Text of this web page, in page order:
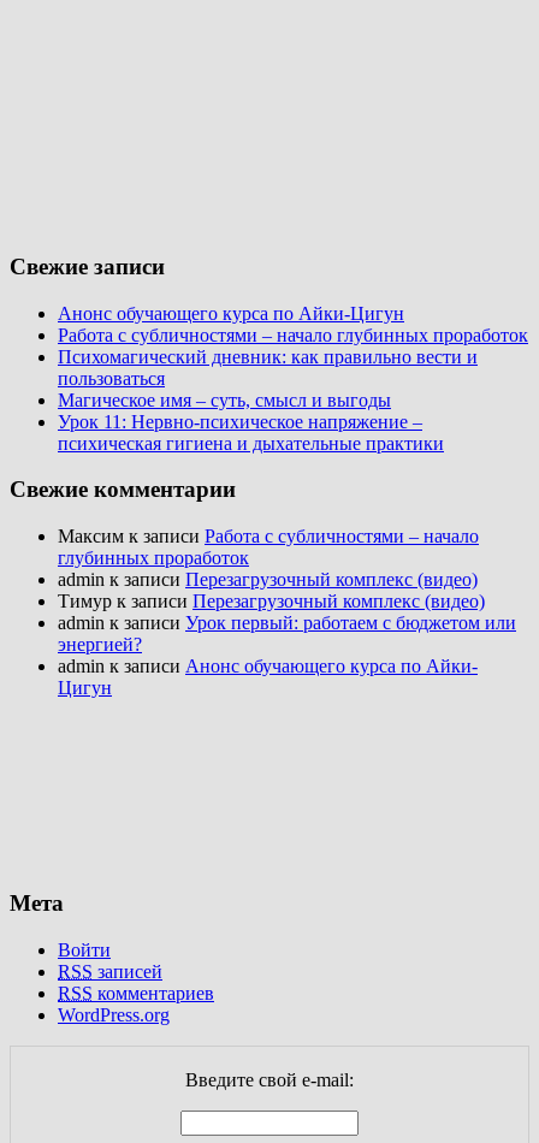
Свежие записи
Анонс обучающего курса по Айки-Цигун
Работа с субличностями – начало глубинных проработок
Психомагический дневник: как правильно вести и
пользоваться
Магическое имя – суть, смысл и выгоды
Урок 11: Нервно-психическое напряжение –
психическая гигиена и дыхательные практики
Свежие комментарии
Максим к записи Работа с субличностями – начало
глубинных проработок
admin к записи Перезагрузочный комплекс (видео)
Тимур к записи Перезагрузочный комплекс (видео)
admin к записи Урок первый: работаем с бюджетом или
энергией?
admin к записи Анонс обучающего курса по Айки-
Цигун
Мета
Войти
RSS записей
RSS комментариев
WordPress.org
Введите свой e-mail: